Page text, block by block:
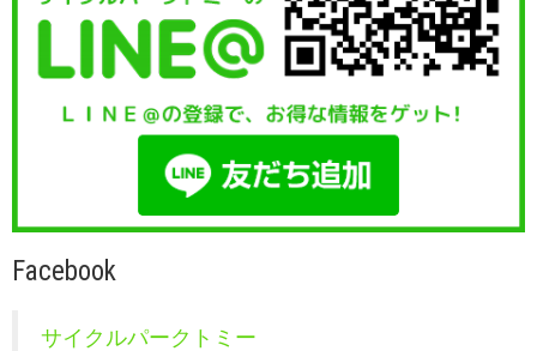
Facebook
サイクルパークトミー